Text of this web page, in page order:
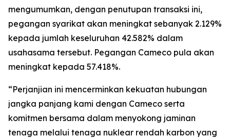
mengumumkan, dengan penutupan transaksi ini,
pegangan syarikat akan meningkat sebanyak 2.129%
kepada jumlah keseluruhan 42.582% dalam
usahasama tersebut. Pegangan Cameco pula akan
meningkat kepada 57.418%.
“Perjanjian ini mencerminkan kekuatan hubungan
jangka panjang kami dengan Cameco serta
komitmen bersama dalam menyokong jaminan
tenaga melalui tenaga nuklear rendah karbon yang